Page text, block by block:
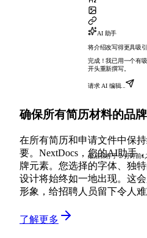
AI 助手
将介绍改写得更具吸
完成！我已用一个有
开头重新撰写。
请求 AI 编辑...
最后保存于 2 分钟前
确保所有简历材料的品
在所有简历和申请文件中保
要。NextDocs，您的AI助手
牌元素。您选择的字体、独
设计将始终如一地出现。这
形象，给招聘人员留下令人难
了解更多